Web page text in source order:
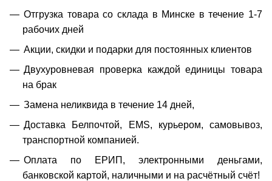
Отгрузка товара со склада в Минске в течение 1-7
рабочих дней
Акции, скидки и подарки для постоянных клиентов
Двухуровневая проверка каждой единицы товара
на брак
Замена неликвида в течение 14 дней,
Доставка Белпочтой, EMS, курьером, самовывоз,
транспортной компанией.
Оплата по ЕРИП, электронными деньгами,
банковской картой, наличными и на расчётный счёт!